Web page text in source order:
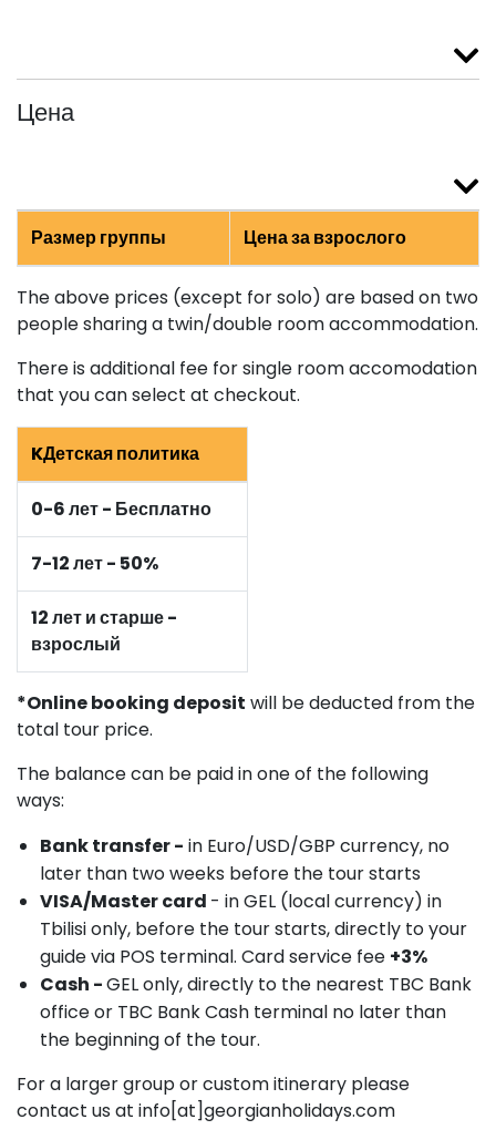
Цена
Размер группы Цена за взрослого
The above prices (except for solo) are based on two
people sharing a twin/double room accommodation.
There is additional fee for single room accomodation
that you can select at checkout.
KДетская политика
0-6 лет - Бесплатно
7-12 лет - 50%
12 лет и старше -
взрослый
*Online booking deposit will be deducted from the
total tour price.
The balance can be paid in one of the following
ways:
Bank transfer - in Euro/USD/GBP currency, no
later than two weeks before the tour starts
VISA/Master card - in GEL (local currency) in
Tbilisi only, before the tour starts, directly to your
guide via POS terminal. Card service fee +3%
Cash -GEL only, directly to the nearest TBC Bank
office or TBC Bank Cash terminal no later than
the beginning of the tour.
For a larger group or custom itinerary please
contact us at info[at]georgianholidays.com